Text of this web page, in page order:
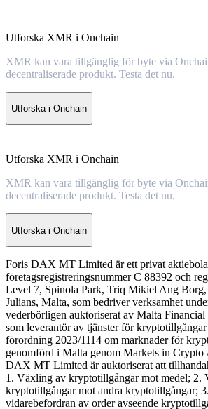
Utforska XMR i Onchain
XMR kan vara tillgänglig för byte via
decentraliserade produkt. Testa det nu.
Utforska i Onchain
Utforska XMR i Onchain
XMR kan vara tillgänglig för byte via
decentraliserade produkt. Testa det nu.
Utforska i Onchain
Foris DAX MT Limited är ett privat
företagsregistreringsnummer C 88392 och
Level 7, Spinola Park, Triq Mikiel Ang
Julians, Malta, som bedriver verksamhet
vederbörligen auktoriserat av Malta
som leverantör av tjänster för
förordning 2023/1114 om marknader för
genomförd i Malta genom Markets in Crypto
DAX MT Limited är auktoriserat att
1. Växling av kryptotillgångar mot medel; 2.
kryptotillgångar mot andra kryptotillgångar;
vidarebefordran av order avseende